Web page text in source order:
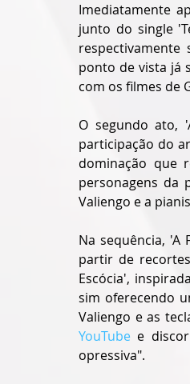
Imediatamente
junto do single
ponto de vista já
com os filmes de
O segundo ato,
participação do
dominação que
personagens da
Valiengo e a
Na sequência,
partir de
Escócia',
sim oferecendo
Valiengo e as
YouTube e
opressiva".